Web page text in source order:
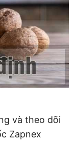
và theo dõi
Zapnex